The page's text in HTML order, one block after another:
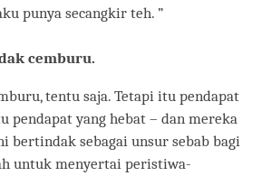
punya secangkir teh. ”
cemburu.
tentu saja. Tetapi itu pendapat
pendapat yang hebat – dan mereka
bertindak sebagai unsur sebab bagi
untuk menyertai peristiwa-